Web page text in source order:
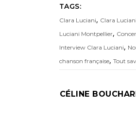
TAGS:
Clara Luciani, Clara
Luciani Montpellier,
Interview Clara Luciani,
chanson française, Tout
CÉLINE